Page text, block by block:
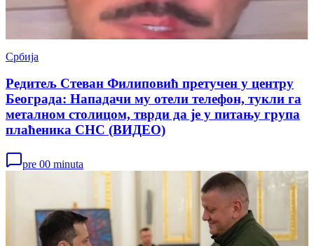
Србија
Редитељ Стеван Филиповић претучен у центру
Београда: Нападачи му отели телефон, тукли га
металном столицом, тврди да је у питању група
плаћеника СНС (ВИДЕО)
pre 00 minuta